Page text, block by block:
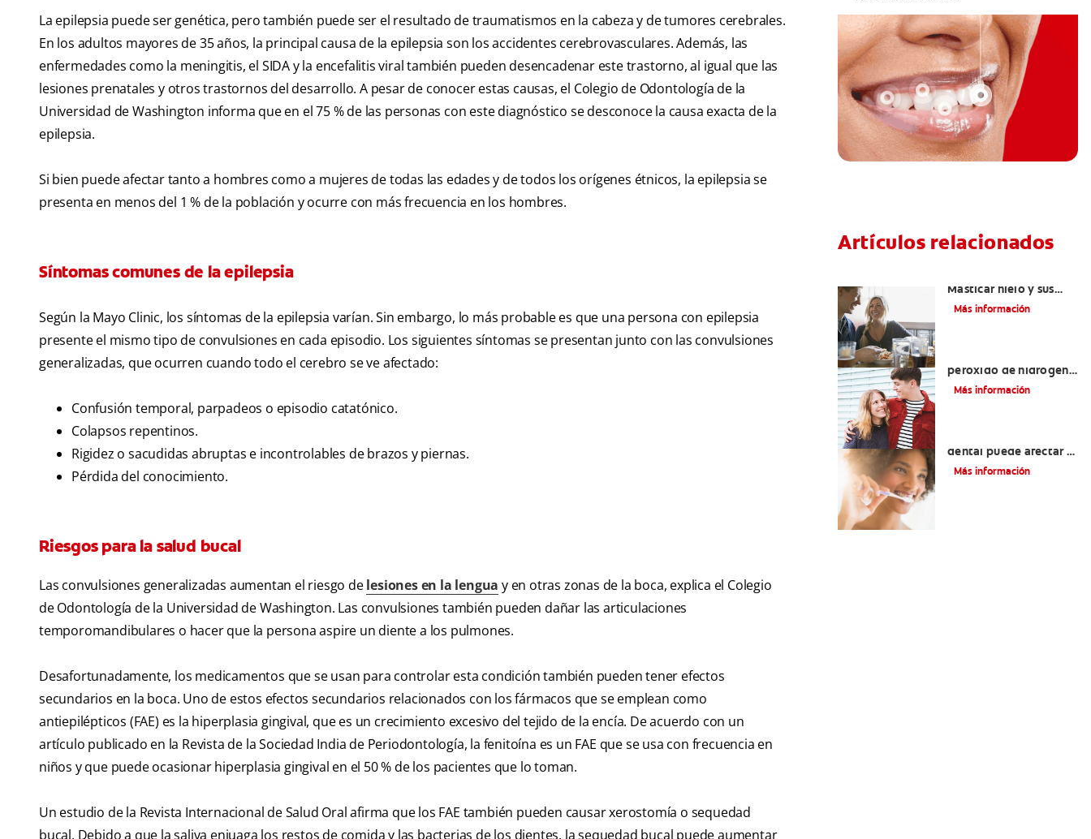
La epilepsia puede ser genética, pero también puede ser el resultado de traumatismos en la cabeza y de tumores cerebrales.
En los adultos mayores de 35 años, la principal causa de la epilepsia son los accidentes cerebrovasculares. Además, las
enfermedades como la meningitis, el SIDA y la encefalitis viral también pueden desencadenar este trastorno, al igual que las
lesiones prenatales y otros trastornos del desarrollo. A pesar de conocer estas causas, el Colegio de Odontología de la
Universidad de Washington informa que en el 75 % de las personas con este diagnóstico se desconoce la causa exacta de la
epilepsia.
Si bien puede afectar tanto a hombres como a mujeres de todas las edades y de todos los orígenes étnicos, la epilepsia se
presenta en menos del 1 % de la población y ocurre con más frecuencia en los hombres.
Síntomas comunes de la epilepsia
Según la Mayo Clinic, los síntomas de la epilepsia varían. Sin embargo, lo más probable es que una persona con epilepsia
presente el mismo tipo de convulsiones en cada episodio. Los siguientes síntomas se presentan junto con las convulsiones
generalizadas, que ocurren cuando todo el cerebro se ve afectado:
Confusión temporal, parpadeos o episodio catatónico.
Colapsos repentinos.
Rigidez o sacudidas abruptas e incontrolables de brazos y piernas.
Pérdida del conocimiento.
Riesgos para la salud bucal
Las convulsiones generalizadas aumentan el riesgo delesiones en la lengua y en otras zonas de la boca, explica el Colegio
de Odontología de la Universidad de Washington. Las convulsiones también pueden dañar las articulaciones
temporomandibulares o hacer que la persona aspire un diente a los pulmones.
Desafortunadamente, los medicamentos que se usan para controlar esta condición también pueden tener efectos
secundarios en la boca. Uno de estos efectos secundarios relacionados con los fármacos que se emplean como
antiepilépticos (FAE) es la hiperplasia gingival, que es un crecimiento excesivo del tejido de la encía. De acuerdo con un
artículo publicado en la Revista de la Sociedad India de Periodontología, la fenitoína es un FAE que se usa con frecuencia en
niños y que puede ocasionar hiperplasia gingival en el 50 % de los pacientes que lo toman.
Un estudio de la Revista Internacional de Salud Oral afirma que los FAE también pueden causar xerostomía o sequedad
bucal. Debido a que la saliva enjuaga los restos de comida y las bacterias de los dientes, la sequedad bucal puede aumentar
Artículos relacionados
Masticar hielo y sus
dientes
Más información
peróxido de hidrógeno
para dientes y encías
Más información
dental puede afectar el
esmalte?
Más información